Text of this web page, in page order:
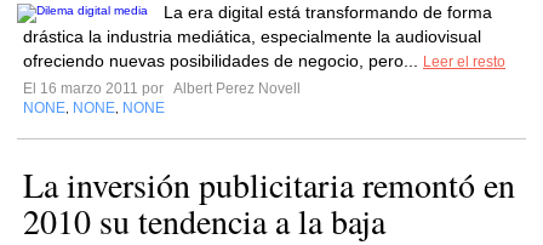
La era digital está transformando de forma
drástica la industria mediática, especialmente la audiovisual
ofreciendo nuevas posibilidades de negocio, pero...
Leer el resto
El 16 marzo 2011 por Albert Perez Novell
NONE NONE NONE
La inversión publicitaria remontó en
2010 su tendencia a la baja